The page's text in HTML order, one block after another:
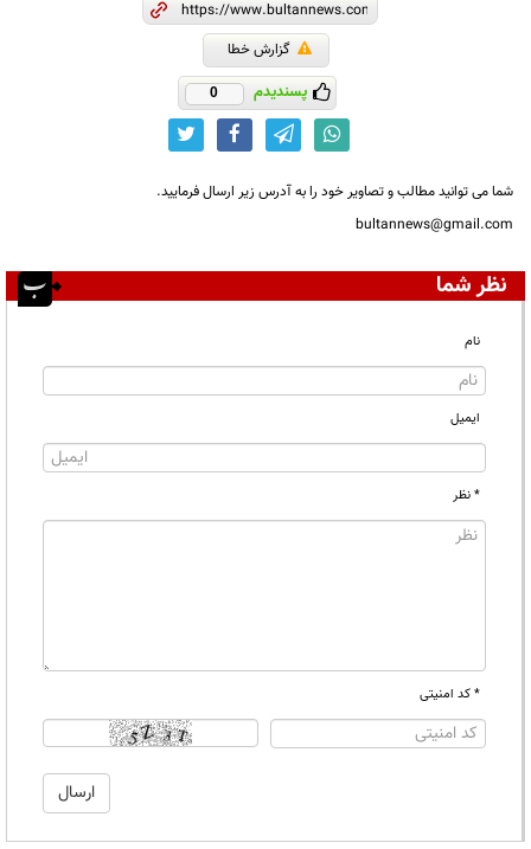
گزارش خطا
پسندیدم 0
شما می توانید مطالب و تصاویر خود را به آدرس زیر ارسال فرمایید.
bultannews@gmail.com
نظر شما
نام
ایمیل
* نظر
* کد امنیتی